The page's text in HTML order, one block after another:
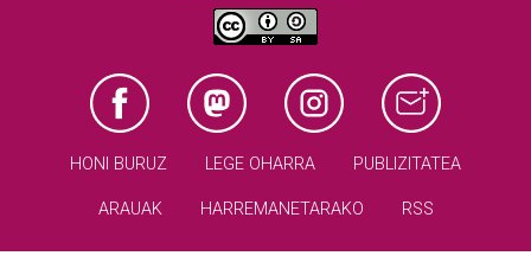
HONI BURUZ LEGE OHARRA PUBLIZITATEA
ARAUAK HARREMANETARAKO RSS